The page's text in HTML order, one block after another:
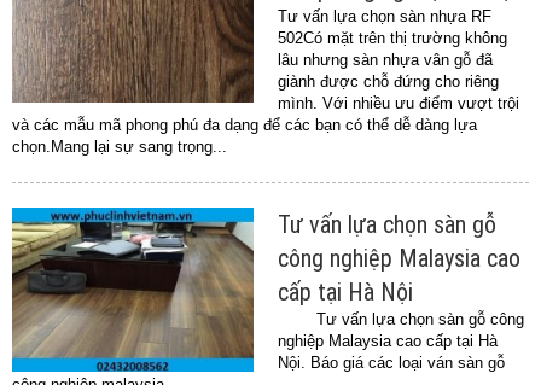
Tư vấn lựa chọn sàn nhựa RF
502Có mặt trên thị trường không
lâu nhưng sàn nhựa vân gỗ đã
giành được chỗ đứng cho riêng
mình. Với nhiều ưu điểm vượt trội
và các mẫu mã phong phú đa dạng để các bạn có thể dễ dàng lựa
chọn.Mang lại sự sang trọng...
Tư vấn lựa chọn sàn gỗ
công nghiệp Malaysia cao
cấp tại Hà Nội
Tư vấn lựa chọn sàn gỗ công
nghiệp Malaysia cao cấp tại Hà
Nội. Báo giá các loại ván sàn gỗ